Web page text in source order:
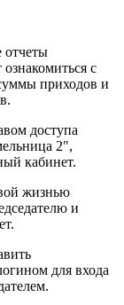
отчеты
с
приходов и
доступа
2",
кабинет.
жизнью
и
для входа